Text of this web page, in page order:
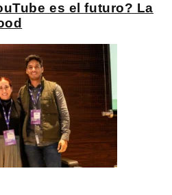
es el futuro? La